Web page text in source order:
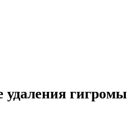
удаления гигромы